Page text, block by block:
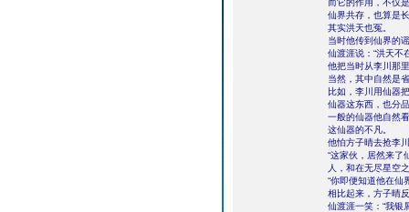
而它的作用，不仅
仙界共存，也算是
其实洪天也冤。
当时他传到仙界的
仙渡涯说：“洪天不
他把当时从李川那
当然，其中自然是
比如，李川用仙器
仙器这东西，也分
一般的仙器他自然
这仙器的不凡。
他怕方子晴去抢李
“这家伙，居然来了
人，和在无尽星空
“你即便知道他在仙
相比起来，方子晴
仙渡涯一笑：“我银